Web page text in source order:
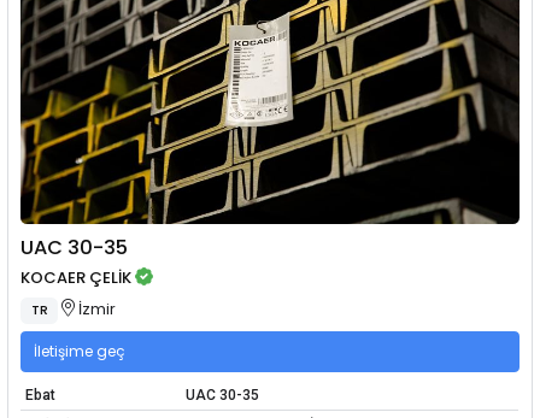
UAC 30-35
KOCAER ÇELİK
TR İzmir
İletişime geç
Ebat
UAC 30-35